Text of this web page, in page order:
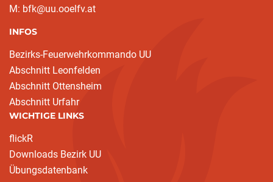
M: bfk@uu.ooelfv.at
INFOS
Bezirks-Feuerwehrkommando UU
Abschnitt Leonfelden
Abschnitt Ottensheim
Abschnitt Urfahr
WICHTIGE LINKS
flickR
Downloads Bezirk UU
Übungsdatenbank